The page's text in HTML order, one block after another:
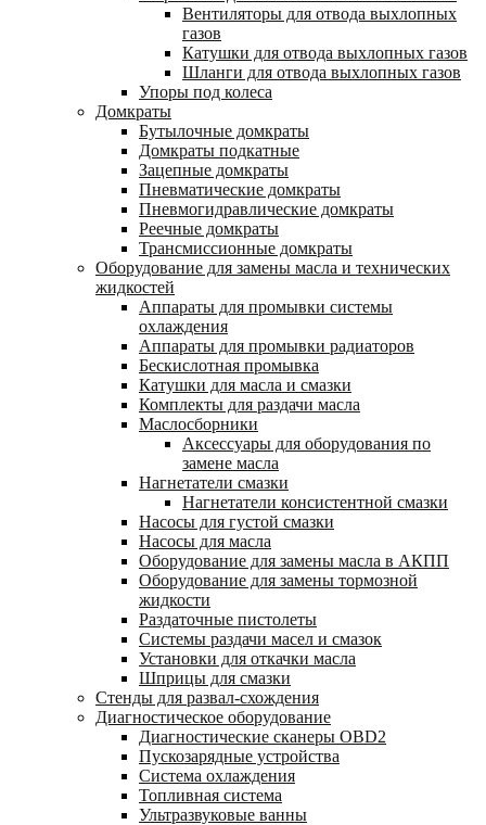
Вентиляторы для отвода выхлопных
газов
Катушки для отвода выхлопных газов
Шланги для отвода выхлопных газов
Упоры под колеса
Домкраты
Бутылочные домкраты
Домкраты подкатные
Зацепные домкраты
Пневматические домкраты
Пневмогидравлические домкраты
Реечные домкраты
Трансмиссионные домкраты
Оборудование для замены масла и технических
жидкостей
Аппараты для промывки системы
охлаждения
Аппараты для промывки радиаторов
Бескислотная промывка
Катушки для масла и смазки
Комплекты для раздачи масла
Маслосборники
Аксессуары для оборудования по
замене масла
Нагнетатели смазки
Нагнетатели консистентной смазки
Насосы для густой смазки
Насосы для масла
Оборудование для замены масла в АКПП
Оборудование для замены тормозной
жидкости
Раздаточные пистолеты
Системы раздачи масел и смазок
Установки для откачки масла
Шприцы для смазки
Стенды для развал-схождения
Диагностическое оборудование
Диагностические сканеры OBD2
Пускозарядные устройства
Система охлаждения
Топливная система
Ультразвуковые ванны